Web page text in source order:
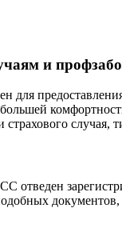
и
для
случая,
отведен